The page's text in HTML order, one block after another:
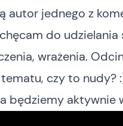
autor jednego z
do udzielania
wrażenia.
czy to nudy?
będziemy aktywnie